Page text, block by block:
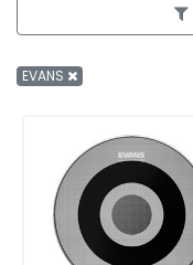
EVANS